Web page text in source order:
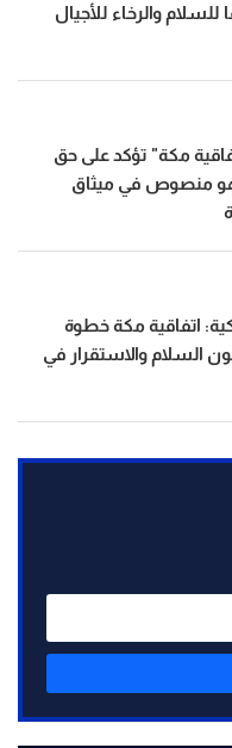
والرخاء للأجيال
مكة" تؤكد على حق
هو منصوص في ميثاق
اتفاقية مكة خطوة
السلام والاستقرار في